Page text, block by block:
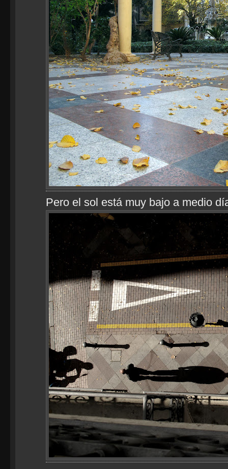
Pero el sol está muy bajo a medio